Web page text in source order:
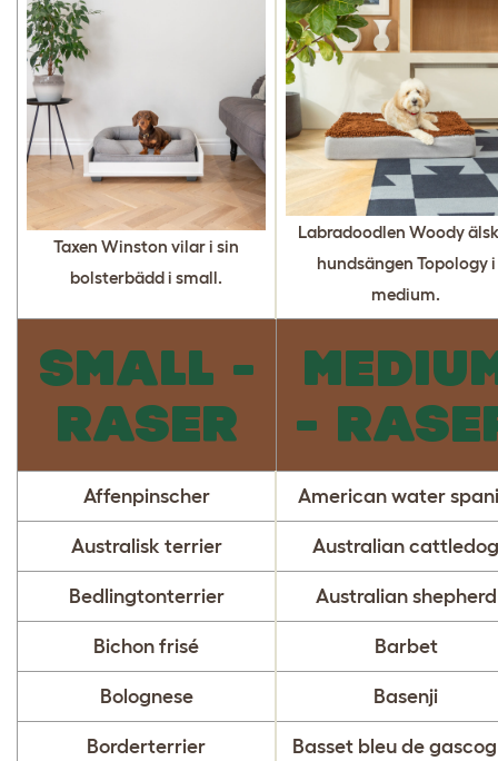
Taxen Winston vilar i sin
bolsterbädd i small.
Labradoodlen Woody
hundsängen Topology i
medium.
SMALL -
RASER
-
Affenpinscher American water
Australisk terrier Australian cattledog
Bedlingtonterrier Australian shepherd
Bichon frisé Barbet
Bolognese Basenji
Borderterrier Basset bleu de